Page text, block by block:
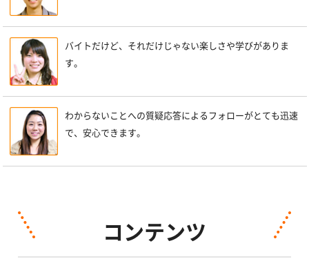
バイトだけど、それだけじゃない楽しさや学びがありま
す。
わからないことへの質疑応答によるフォローがとても迅速
で、安心できます。
コンテンツ